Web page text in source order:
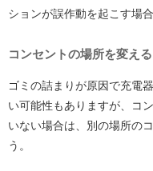
ションが誤作動を起こす場
コンセントの場所を変える
ゴミの詰まりが原因で充電
い可能性もありますが、コ
いない場合は、別の場所の
う。